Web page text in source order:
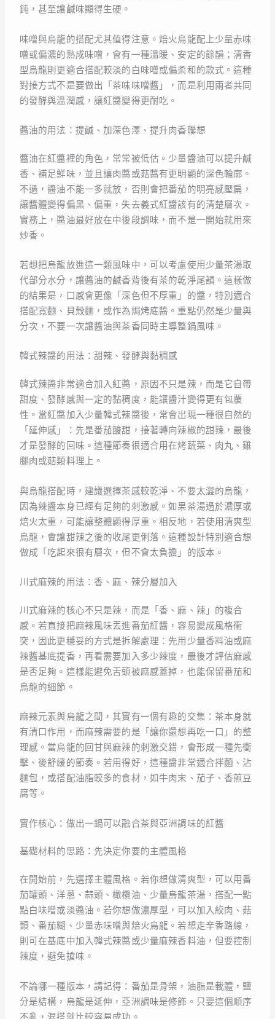
鈍，甚至讓鹹味顯得生硬。
味噌與烏龍的搭配尤其值得注意。焙火烏龍配上少量赤味
噌或偏濃的熟成味噌，會有一種溫暖、安定的餘韻；清香
型烏龍則更適合搭配較淡的白味噌或偏柔和的款式。這種
對接方式不是要做出「茶味味噌醬」，而是利用兩者共同
的發酵與溫潤感，讓紅醬變得更耐吃。
醬油的用法：提鹹、加深色澤、提升肉香聯想
醬油在紅醬裡的角色，常常被低估。少量醬油可以提升鹹
香、補足鮮味，並且讓肉醬或菇醬有更明顯的深色輪廓。
不過，醬油不能一多就放，否則會把番茄的明亮感壓扁，
讓醬體變得偏黑、偏重，失去義式紅醬該有的清楚層次。
實務上，醬油最好放在中後段調味，而不是一開始就用來
炒香。
若想把烏龍放進這一類風味中，可以考慮使用少量茶湯取
代部分水分，讓醬油的鹹香背後有茶的乾淨尾韻。這樣做
的結果是，口感會更像「深色但不厚重」的醬，特別適合
搭配寬麵、貝殼麵，或作為焗烤底醬。重點仍然是少量與
分次，不要一次讓醬油與茶香同時主導整鍋風味。
韓式辣醬的用法：甜辣、發酵與黏稠感
韓式辣醬非常適合加入紅醬，原因不只是辣，而是它自帶
甜度、發酵感與一定的黏稠度，能讓醬汁變得更有包覆
性。當紅醬加入少量韓式辣醬後，常會出現一種很自然的
「延伸感」：先是番茄酸甜，接著轉向辣椒的甜辣，最後
才是發酵的回味。這種節奏很適合用在烤蔬菜、肉丸、雞
腿肉或菇類料理上。
與烏龍搭配時，建議選擇茶感較乾淨、不要太澀的烏龍，
因為辣醬本身已經有足夠的刺激感。如果茶湯過於濃厚或
焙火太重，可能讓整體顯得厚重。相反地，若使用清爽型
烏龍，會讓甜辣之後的收尾更俐落。這種設計特別適合想
做成「吃起來很有層次，但不會太負擔」的版本。
川式麻辣的用法：香、麻、辣分層加入
川式麻辣的核心不只是辣，而是「香、麻、辣」的複合
感。若直接把麻辣風味丟進番茄紅醬，容易變成風格衝
突，因此更穩妥的方式是拆解處理：先用少量香料油或麻
辣醬基底提香，再看需要加入多少辣度，最後才評估麻感
是否足夠。這樣能避免舌頭被麻感蓋掉，也能保留番茄和
烏龍的細節。
麻辣元素與烏龍之間，其實有一個有趣的交集：茶本身就
有清口作用，而麻辣需要的是「讓你還想再吃一口」的整
理感。當烏龍的回甘與麻辣的刺激交錯，會形成一種先衝
擊、後舒緩的節奏。若用得好，這種醬非常適合拌麵、沾
麵包，或搭配油脂較多的食材，如牛肉末、茄子、香煎豆
腐等。
實作核心：做出一鍋可以融合茶與亞洲調味的紅醬
基礎材料的思路：先決定你要的主體風格
在開始前，先選擇主體風格。若你想做清爽型，可以用番
茄罐頭、洋蔥、蒜頭、橄欖油、少量烏龍茶湯，搭配一點
點白味噌或淡醬油。若你想做濃厚型，可以加入絞肉、菇
類、番茄糊、少量赤味噌與焙火烏龍。若想走辛香路線，
則可在基底中加入韓式辣醬或少量麻辣香料油，但要控制
辣度，避免搶味。
不論哪一種版本，請記得：番茄是骨架，油脂是載體，鹽
分是結構，烏龍是延伸，亞洲調味是修飾。只要這個順序
不亂，混搭就比較容易成功。